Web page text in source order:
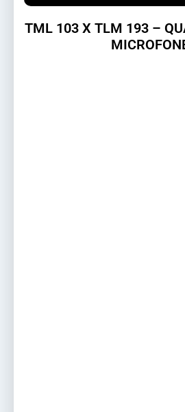
TML 103 X TLM 193 –